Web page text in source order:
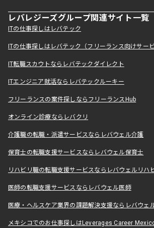
レバレジーズグループ関連サイト一覧
ITの仕事探しはレバテック
ITの仕事探しはレバテック（フリーランス向けサービ
IT転職スカウトならレバテックダイレクト
ITエンジニア就活ならレバテックルーキー
フリーランスの案件探しならフリーランスHub
オンライン診療ならレバクリ
介護職の転職・派遣サービスならレバウェル介護
保育士の転職支援サービスならレバウェル保育士
リハビリ職の転職支援サービスならレバウェルリハ
医師の転職支援サービスならレバウェル医師
医療・ヘルスケア業界の課題解決支援ならレバウェ
メキシコでのお仕事探しはLeverages Career